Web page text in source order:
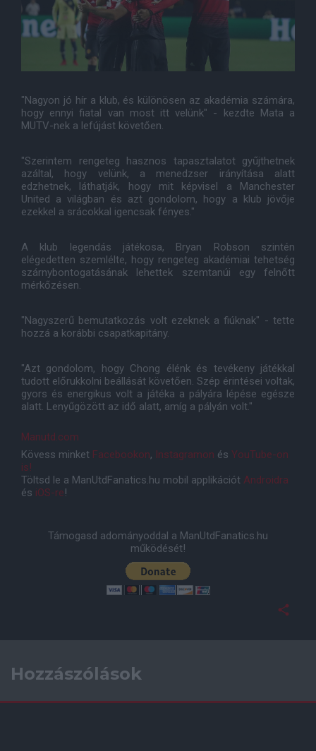
"Nagyon jó hír a klub, és különösen az akadémia számára,
hogy ennyi fiatal van most itt velünk" - kezdte Mata a
MUTV-nek a lefújást követően.
"Szerintem rengeteg hasznos tapasztalatot gyűjthetnek
azáltal, hogy velünk, a menedzser irányítása alatt
edzhetnek, láthatják, hogy mit képvisel a Manchester
United a világban és azt gondolom, hogy a klub jövője
ezekkel a srácokkal igencsak fényes."
A klub legendás játékosa, Bryan Robson szintén
elégedetten szemlélte, hogy rengeteg akadémiai tehetség
szárnybontogatásának lehettek szemtanúi egy felnőtt
mérkőzésen.
"Nagyszerű bemutatkozás volt ezeknek a fiúknak" - tette
hozzá a korábbi csapatkapitány.
"Azt gondolom, hogy Chong élénk és tevékeny játékkal
tudott előrukkolni beállását követően. Szép érintései voltak,
gyors és energikus volt a játéka a pályára lépése egésze
alatt. Lenyűgözött az idő alatt, amíg a pályán volt."
Manutd.com
Kövess minket Facebookon, Instagramon és YouTube-on
is!
Töltsd le a ManUtdFanatics.hu mobil applikációt Androidra
és iOS-re!
Támogasd adományoddal a ManUtdFanatics.hu
működését!
Hozzászólások